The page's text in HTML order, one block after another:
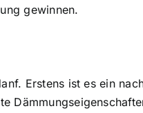
gewinnen.
. Erstens ist es ein